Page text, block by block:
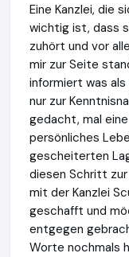
Eine Kanzlei, die
wichtig ist, dass
zuhört und vor
mir zur Seite
informiert was
nur zur
gedacht, mal
persönliches
gescheiterten
diesen Schritt
mit der Kanzlei
geschafft und
entgegen
Worte nochmals